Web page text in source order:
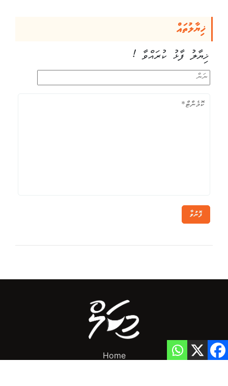
ޚިޔާލުތައް
ޚިޔާލު ފާޅު ކުރައްވާ !
ފޮނުވާ
Home